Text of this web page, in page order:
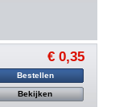
€ 0,35
Bestellen
Bekijken